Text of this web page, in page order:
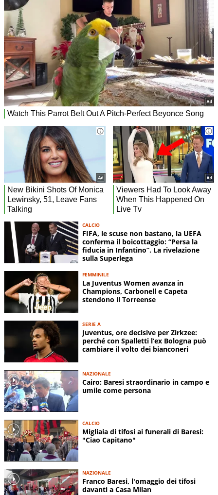
CALCIO
FIFA, le scuse non bastano, la UEFA
conferma il boicottaggio: “Persa la
fiducia in Infantino”. La rivelazione
sulla Superlega
FEMMINILE
La Juventus Women avanza in
Champions, Carbonell e Capeta
stendono il Torreense
SERIE A
Juventus, ore decisive per Zirkzee:
perché con Spalletti l’ex Bologna può
cambiare il volto dei bianconeri
NAZIONALE
Cairo: Baresi straordinario in campo e
umile come persona
CALCIO
Migliaia di tifosi ai funerali di Baresi:
"Ciao Capitano"
NAZIONALE
Franco Baresi, l'omaggio dei tifosi
davanti a Casa Milan